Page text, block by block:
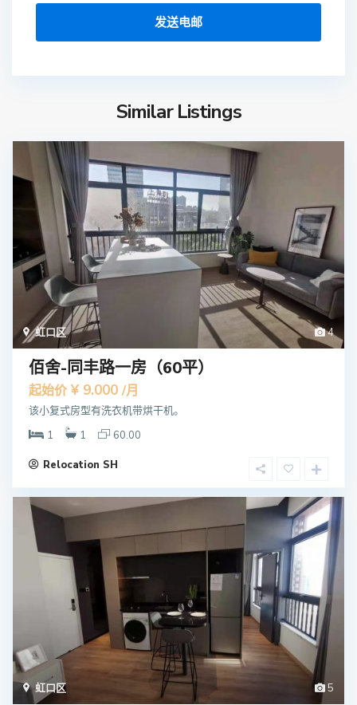
Similar Listings
4
虹口区
佰舍-同丰路一房（60平）
起始价 ¥ 9.000 /月
该小复式房型有洗衣机带烘干机。
1
1 60.00
Relocation SH
5
虹口区